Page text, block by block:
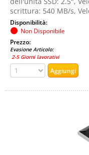
scrittura: 540 MB/s,
Disponibilità:
Non Disponibile
Prezzo:
Evasione Articolo:
2-5 Giorni lavorativi